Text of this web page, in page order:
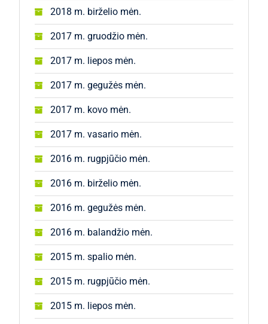
2018 m. birželio mėn.
2017 m. gruodžio mėn.
2017 m. liepos mėn.
2017 m. gegužės mėn.
2017 m. kovo mėn.
2017 m. vasario mėn.
2016 m. rugpjūčio mėn.
2016 m. birželio mėn.
2016 m. gegužės mėn.
2016 m. balandžio mėn.
2015 m. spalio mėn.
2015 m. rugpjūčio mėn.
2015 m. liepos mėn.